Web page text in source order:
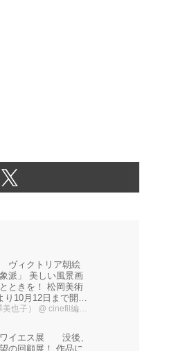
ヴィクトリア朝絵
派」 美しい風景画
ときを！ 松岡美術
り10月12日まで開
也子） @ cinefil編集部
ワイエス展 没後、
の回顧展！ 作品に